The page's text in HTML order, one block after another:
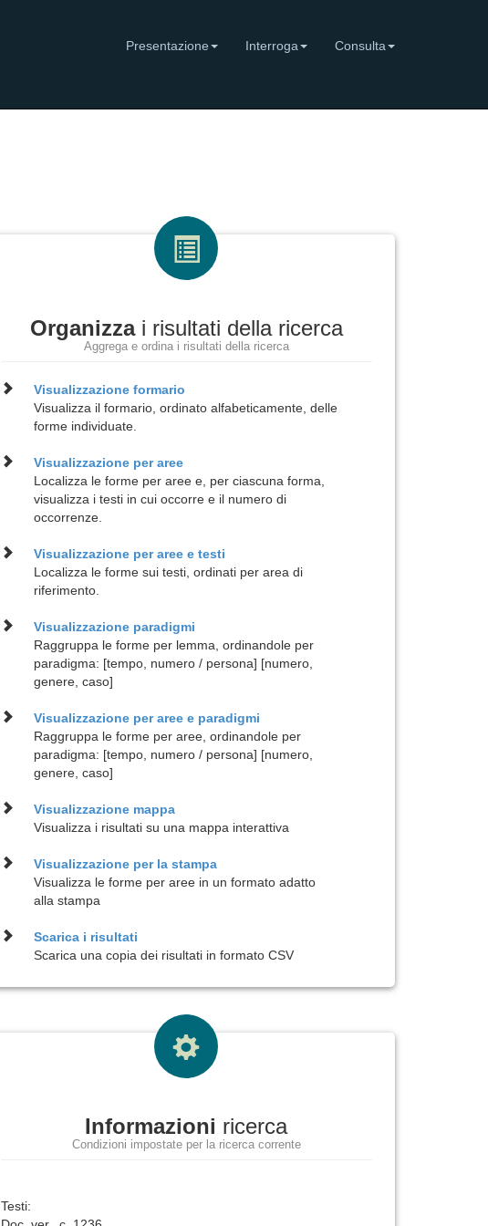
Presentazione Interroga Consulta
Organizzai risultati della ricerca
Aggrega e ordina i risultati della ricerca
Visualizzazione formario
Visualizza il formario, ordinato alfabeticamente, delle
forme individuate.
Visualizzazione peraree
Localizza le forme per aree e, per ciascuna forma,
visualizza i testi in cui occorre e il numero di
occorrenze.
Visualizzazione peraree e testi
Localizza le forme sui testi, ordinati per area di
riferimento.
Visualizzazione paradigmi
Raggruppa le forme per lemma, ordinandole per
paradigma: [tempo, numero / persona] [numero,
genere, caso]
Visualizzazione peraree e paradigmi
Raggruppa le forme per aree, ordinandole per
paradigma: [tempo, numero / persona] [numero,
genere, caso]
Visualizzazione mappa
Visualizza i risultati su una mappa interattiva
Visualizzazione per la stampa
Visualizza le forme per aree in un formato adatto
alla stampa
Scarica i risultati
Scarica una copia dei risultati in formato CSV
Informazioni ricerca
Condizioni impostate per la ricerca corrente
Testi: